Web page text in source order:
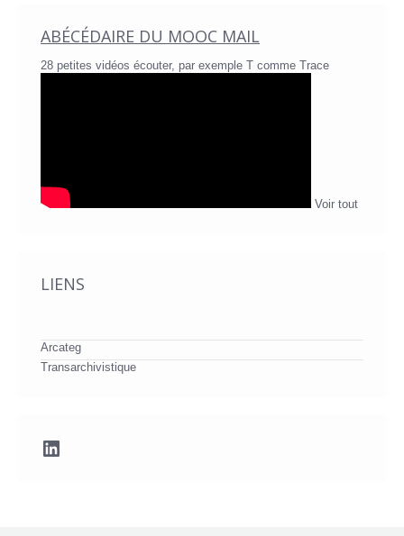
ABÉCÉDAIRE DU MOOC MAIL
28 petites vidéos écouter, par exemple T comme Trace
Voir tout
LIENS
Arcateg
Transarchivistique
LinkedIn